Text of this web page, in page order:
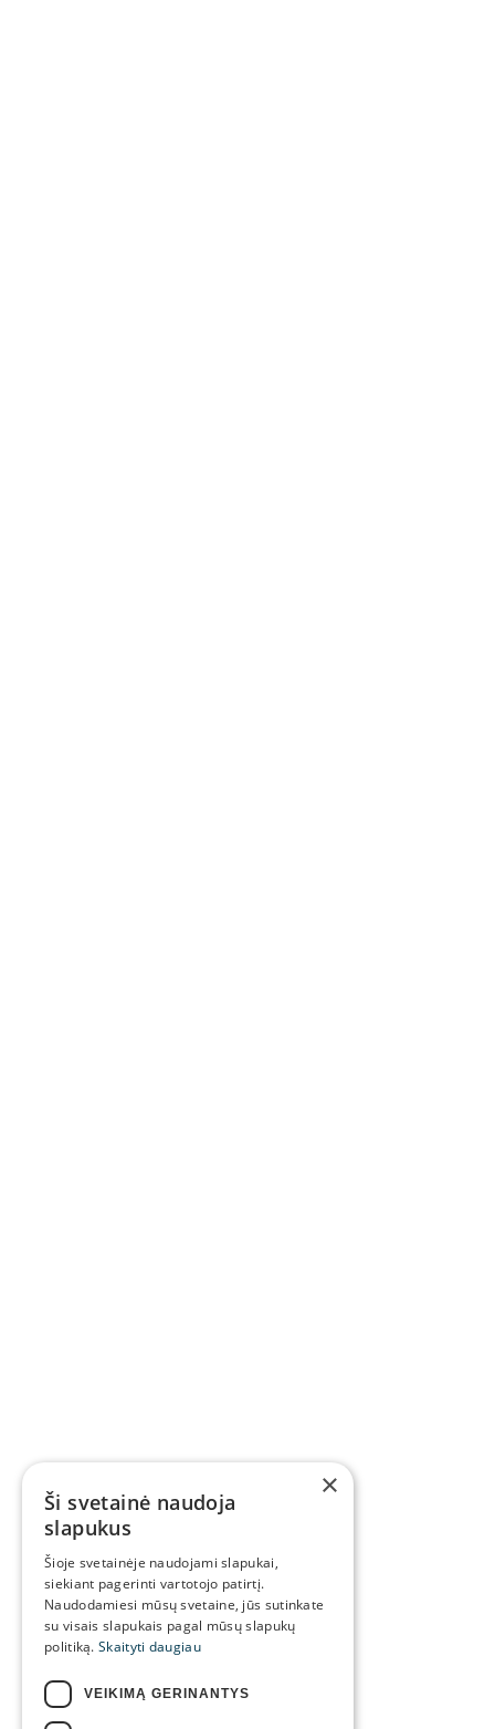
×
Ši svetainė naudoja
slapukus
Šioje svetainėje naudojami slapukai,
siekiant pagerinti vartotojo patirtį.
Naudodamiesi mūsų svetaine, jūs sutinkate
su visais slapukais pagal mūsų slapukų
politiką. Skaityti daugiau
VEIKIMĄ GERINANTYS